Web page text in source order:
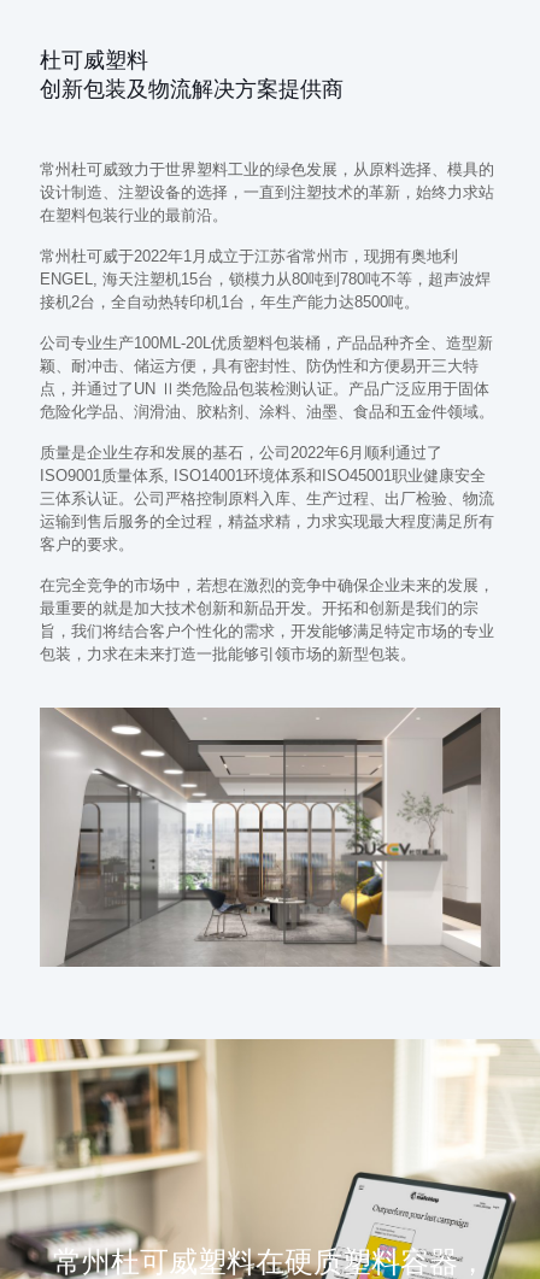
杜可威塑料
创新包装及物流解决方案提供商
常州杜可威致力于世界塑料工业的绿色发展，从原料选择、模具的
设计制造、注塑设备的选择，一直到注塑技术的革新，始终力求站
在塑料包装行业的最前沿。
常州杜可威于2022年1月成立于江苏省常州市，现拥有奥地利
ENGEL, 海天注塑机15台，锁模力从80吨到780吨不等，超声波焊
接机2台，全自动热转印机1台，年生产能力达8500吨。
公司专业生产100ML-20L优质塑料包装桶，产品品种齐全、造型新
颖、耐冲击、储运方便，具有密封性、防伪性和方便易开三大特
点，并通过了UN Ⅱ类危险品包装检测认证。产品广泛应用于固体
危险化学品、润滑油、胶粘剂、涂料、油墨、食品和五金件领域。
质量是企业生存和发展的基石，公司2022年6月顺利通过了
ISO9001质量体系, ISO14001环境体系和ISO45001职业健康安全
三体系认证。公司严格控制原料入库、生产过程、出厂检验、物流
运输到售后服务的全过程，精益求精，力求实现最大程度满足所有
客户的要求。
在完全竞争的市场中，若想在激烈的竞争中确保企业未来的发展，
最重要的就是加大技术创新和新品开发。开拓和创新是我们的宗
旨，我们将结合客户个性化的需求，开发能够满足特定市场的专业
包装，力求在未来打造一批能够引领市场的新型包装。
常州杜可威塑料在硬质塑料容器，